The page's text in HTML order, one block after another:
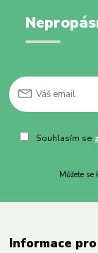
Souhlasím se
Můžete
Informace